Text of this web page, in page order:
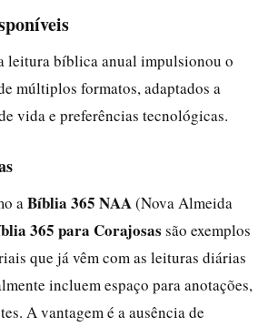
leitura bíblica anual impulsionou o
múltiplos formatos, adaptados a
vida e preferências tecnológicas.
a Bíblia 365 NAA(Nova Almeida
365 para Corajosas são exemplos
que já vêm com as leituras diárias
incluem espaço para anotações,
A vantagem é a ausência de